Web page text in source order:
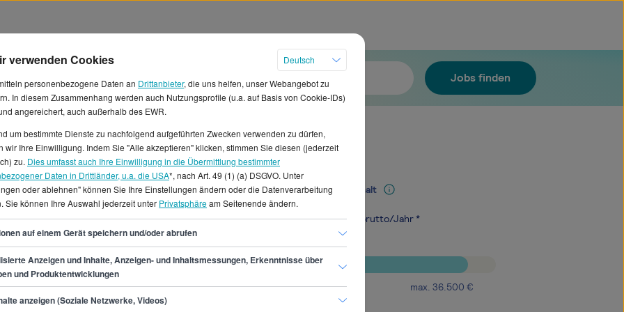
Jobs finden
in Deutschland
voraussichtlich bis zu
kannst aber mit einem
Monatsgehalt von
liegt bei 32.800 € pro
Für Arbeitnehmer,
es einige offene
du dich für einen Job
auf StepStone.de 1604
Mediangehalt
32.800€ brutto/Jahr *
min.26.900€ max. 36.500 €
verwenden Cookies
Deutsch
personenbezogene Daten an Drittanbieter, die uns helfen, unser Webangebot zu
In diesem Zusammenhang werden auch Nutzungsprofile (u.a. auf Basis von Cookie-IDs)
angereichert, auch außerhalb des EWR.
um bestimmte Dienste zu nachfolgend aufgeführten Zwecken verwenden zu dürfen,
wir Ihre Einwilligung. Indem Sie "Alle akzeptieren" klicken, stimmen Sie diesen (jederzeit
zu. Dies umfasst auch Ihre Einwilligung in die Übermittlung bestimmter
Daten in Drittländer, u.a. die USA*, nach Art. 49 (1) (a) DSGVO. Unter
oder ablehnen" können Sie Ihre Einstellungen ändern oder die Datenverarbeitung
Sie können Ihre Auswahl jederzeit unter Privatsphäream Seitenende ändern.
auf einem Gerät speichern und/oder abrufen
Anzeigen und Inhalte, Anzeigen- und Inhaltsmessungen, Erkenntnisse über
und Produktentwicklungen
anzeigen (Soziale Netzwerke, Videos)